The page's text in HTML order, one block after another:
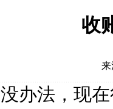
收
来
没办法，现